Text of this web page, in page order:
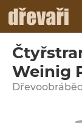
Weinig